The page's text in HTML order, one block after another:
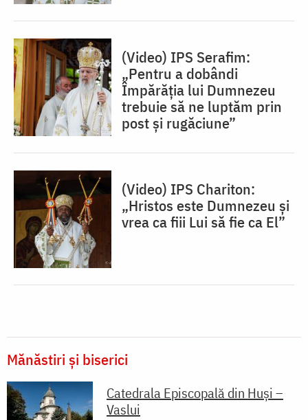
(Video) IPS Serafim:
„Pentru a dobândi
Împărăția lui Dumnezeu
trebuie să ne luptăm prin
post și rugăciune”
(Video) IPS Chariton:
„Hristos este Dumnezeu și
vrea ca fiii Lui să fie ca El”
Mănăstiri și biserici
Catedrala Episcopală din Huși –
Vaslui